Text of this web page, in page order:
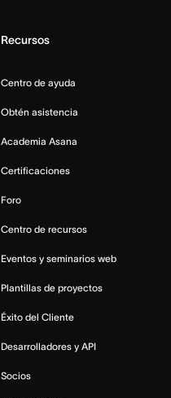
Recursos
Centro de ayuda
Obtén asistencia
Academia Asana
Certificaciones
Foro
Centro de recursos
Eventos y seminarios web
Plantillas de proyectos
Éxito del Cliente
Desarrolladores y API
Socios